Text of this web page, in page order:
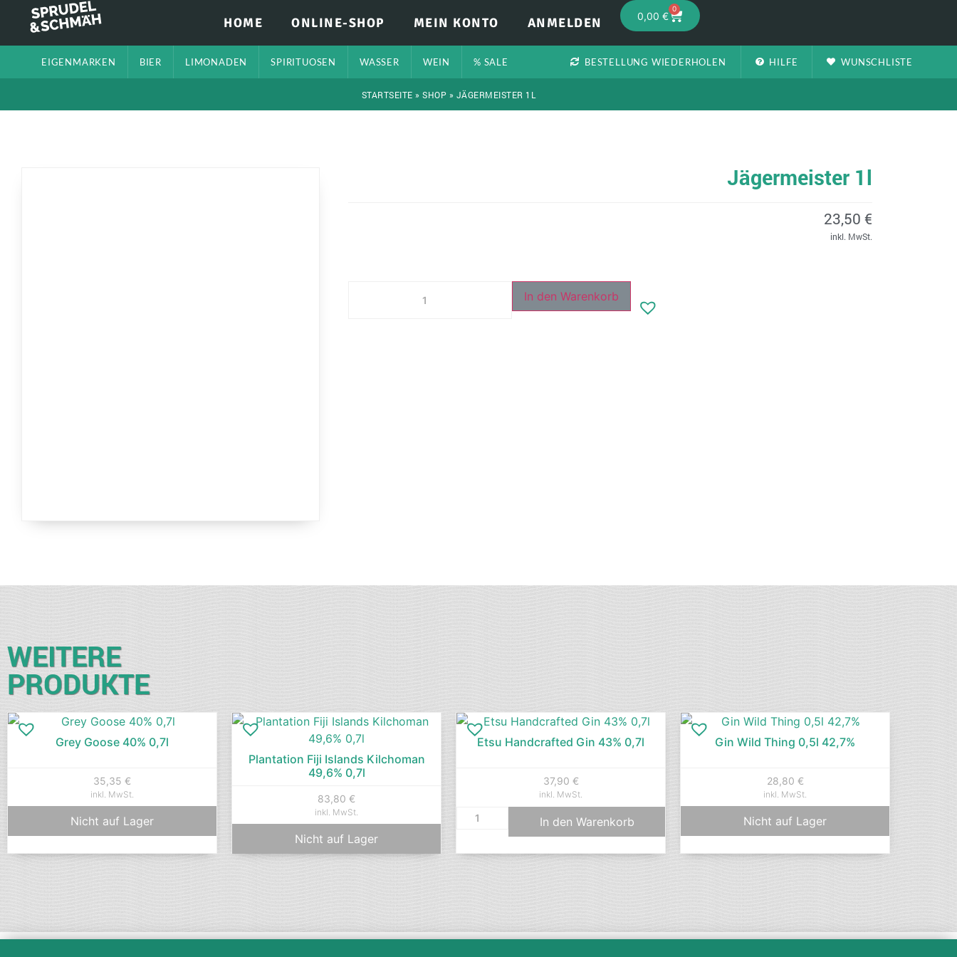
HOME ONLINE-SHOP MEIN KONTO ANMELDEN 0,00 €
0
EIGENMARKEN BIER LIMONADEN SPIRITUOSEN WASSER WEIN % SALE BESTELLUNG WIEDERHOLEN HILFE WUNSCHLISTE
STARTSEITE »SHOP » JÄGERMEISTER 1L
Jägermeister 1l
23,50€
inkl. MwSt.
In den Warenkorb
WEITERE
PRODUKTE
Grey Goose 40% 0,7l
35,35 €
inkl. MwSt.
Nicht auf Lager
Plantation Fiji Islands Kilchoman
49,6% 0,7l
83,80 €
inkl. MwSt.
Nicht auf Lager
Etsu Handcrafted Gin 43% 0,7l
37,90 €
inkl. MwSt.
In den Warenkorb
Gin Wild Thing 0,5l 42,7%
28,80 €
inkl. MwSt.
Nicht auf Lager